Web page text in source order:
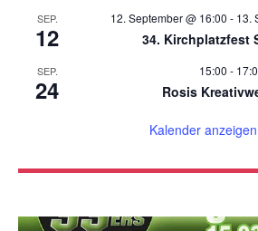
SEP.
12
12. September @ 16:00 - 13.
34. Kirchplatzfest
SEP.
24
15:00 -
Rosis
Kalender anzeigen